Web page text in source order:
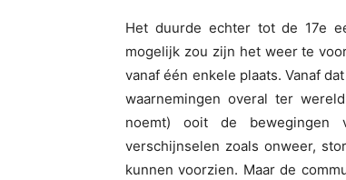
Het duurde echter tot de 17e
mogelijk zou zijn het weer te
vanaf één enkele plaats. Vanaf
waarnemingen overal ter
noemt) ooit de bewegingen
verschijnselen zoals onweer,
kunnen voorzien. Maar de